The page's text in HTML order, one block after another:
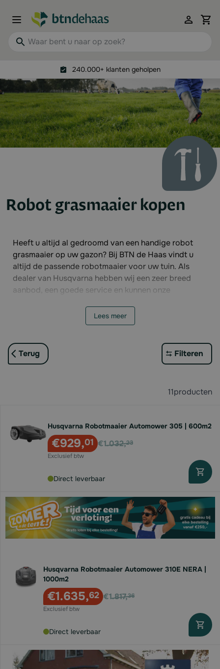
Waar bent u naar op zoek?
240.000+ klanten geholpen
Robot grasmaaier kopen
Heeft u altijd al gedroomd van een handige robot
grasmaaier op uw gazon? Bij BTN de Haas vindt u
altijd de passende robotmaaier voor uw tuin. Als
dealer van Husqvarna hebben wij een zeer breed
aanbod, een goede service en kunnen onze
aankoop van het juiste model. De kleinste modellen
zijn geschikt voor tuinen tot 600m2 en de grootste
grasmaaier gaat bij u het gazon maaien?
Lees meer
Terug Filteren
11producten
Husqvarna Robotmaaier Automower 305 | 600m2
Voor
€929,01 €1.032,23
Direct leverbaar
Husqvarna Robotmaaier Automower 310E NERA |
1000m2
Voor
€1.635,62 €1.817,36
Direct leverbaar